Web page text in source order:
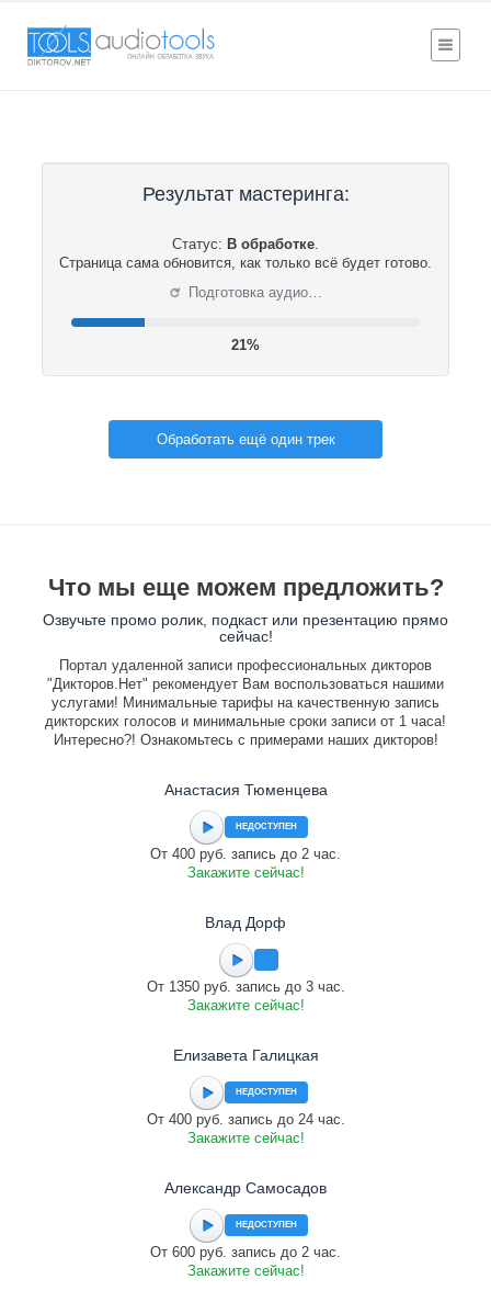
Результат мастеринга:
Статус: В обработке.
Страница сама обновится, как только всё будет готово.
⟳ Подготовка аудио…
22%
Обработать ещё один трек
Что мы еще можем предложить?
Озвучьте промо ролик, подкаст или презентацию прямо
сейчас!
Портал удаленной записи профессиональных дикторов
"Дикторов.Нет" рекомендует Вам воспользоваться нашими
услугами! Минимальные тарифы на качественную запись
дикторских голосов и минимальные сроки записи от 1 часа!
Интересно?! Ознакомьтесь с примерами наших дикторов!
Анастасия Тюменцева
НЕДОСТУПЕН
От 400 руб. запись до 2 час.
Закажите сейчас!
Влад Дорф
От 1350 руб. запись до 3 час.
Закажите сейчас!
Елизавета Галицкая
НЕДОСТУПЕН
От 400 руб. запись до 24 час.
Закажите сейчас!
Александр Самосадов
НЕДОСТУПЕН
От 600 руб. запись до 2 час.
Закажите сейчас!